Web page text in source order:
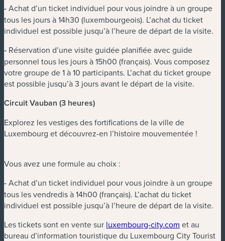
-Achat d’un ticket individuel pour vous joindre à un groupe
tous les jours à 14h30 (luxembourgeois). L’achat du ticket
individuel est possible jusqu’à l’heure de départ de la visite.
- Réservation d’une visite guidée planifiée avec guide
personnel tous les jours à 15h00 (français). Vous composez
votre groupe de 1 à 10 participants. L’achat du ticket groupe
est possible jusqu’à 3 jours avant le départ de la visite.
Circuit Vauban (3 heures)
Explorez les vestiges des fortifications de la ville de
Luxembourg et découvrez-en l’histoire mouvementée !
Vous avez une formule au choix :
-Achat d’un ticket individuel pour vous joindre à un groupe
tous les vendredis à 14h00 (français). L’achat du ticket
individuel est possible jusqu’à l’heure de départ de la visite.
Les tickets sont en vente sur luxembourg-city.com et au
bureau d’information touristique du Luxembourg City Tourist